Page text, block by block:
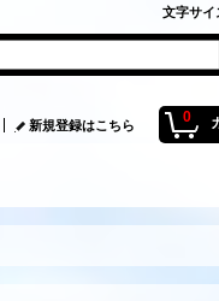
文字サイ
0
新規登録はこちら